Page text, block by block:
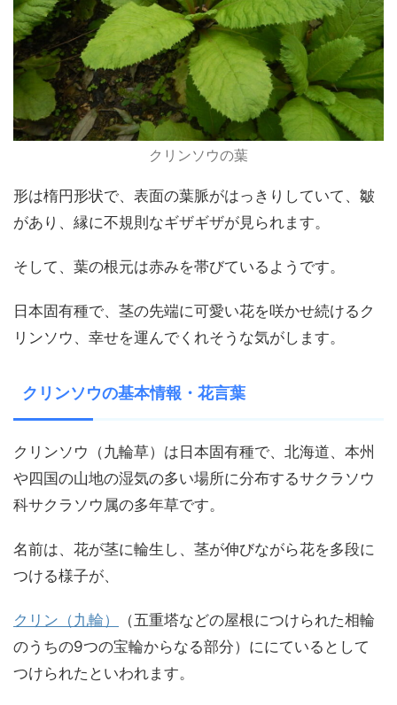
クリンソウの葉
形は楕円形状で、表面の葉脈がはっきりしていて、皺
があり、縁に不規則なギザギザが見られます。
そして、葉の根元は赤みを帯びているようです。
日本固有種で、茎の先端に可愛い花を咲かせ続けるク
リンソウ、幸せを運んでくれそうな気がします。
クリンソウの基本情報・花言葉
クリンソウ（九輪草）は日本固有種で、北海道、本州
や四国の山地の湿気の多い場所に分布するサクラソウ
科サクラソウ属の多年草です。
名前は、花が茎に輪生し、茎が伸びながら花を多段に
つける様子が、
クリン（九輪）
（五重塔などの屋根につけられた相輪
のうちの9つの宝輪からなる部分）ににているとして
つけられたといわれます。